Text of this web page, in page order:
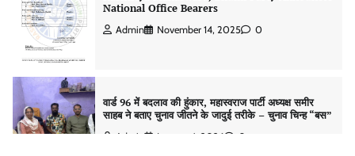
National Office Bearers
Admin November 14, 2025 0
वार्ड 96 में बदलाव की हुंकार, महास्वराज पार्टी अध्यक्ष समीर
साहब ने बताए चुनाव जीतने के जादुई तरीके – चुनाव चिन्ह “बस”
Admin January 4, 2026 0